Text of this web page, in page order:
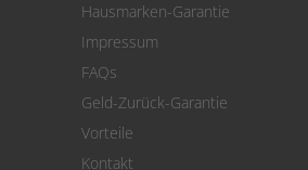
Cookie Einstellungen
Hausmarken-Garantie
Impressum
FAQs
Geld-Zurück-Garantie
Vorteile
Kontakt